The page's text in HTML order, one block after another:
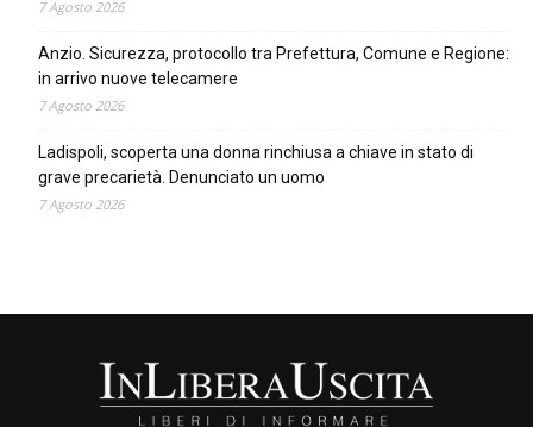
7 Agosto 2026
Anzio. Sicurezza, protocollo tra Prefettura, Comune e Regione:
in arrivo nuove telecamere
7 Agosto 2026
Ladispoli, scoperta una donna rinchiusa a chiave in stato di
grave precarietà. Denunciato un uomo
7 Agosto 2026